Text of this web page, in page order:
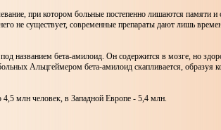
при котором больные постепенно лишаются памяти и
не существует, современные препараты дают лишь
названием бета-амилоид. Он содержится в мозге, но
Альцгеймером бета-амилоид скапливается, образуя
млн человек, в Западной Европе - 5,4 млн.